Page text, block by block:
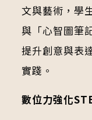
文與藝術，學
與「心智圖筆
提升創意與表
實踐。
數位力強化